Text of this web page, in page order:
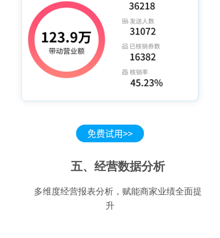
五、经营数据分析
多维度经营报表分析，赋能商家业绩全面提
升